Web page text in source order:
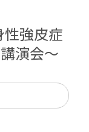
性強皮症
演会～